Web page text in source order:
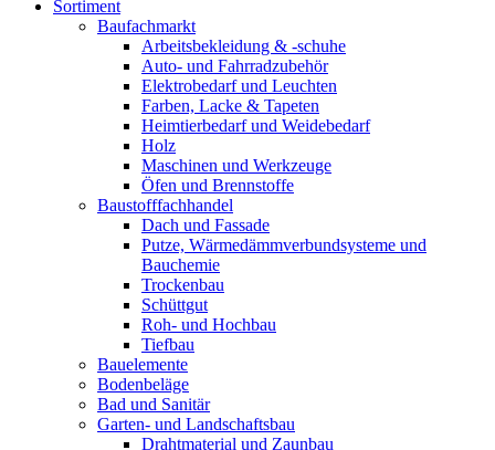
Sortiment
Baufachmarkt
Arbeitsbekleidung & -schuhe
Auto- und Fahrradzubehör
Elektrobedarf und Leuchten
Farben, Lacke & Tapeten
Heimtierbedarf und Weidebedarf
Holz
Maschinen und Werkzeuge
Öfen und Brennstoffe
Baustofffachhandel
Dach und Fassade
Putze, Wärmedämmverbundsysteme und
Bauchemie
Trockenbau
Schüttgut
Roh- und Hochbau
Tiefbau
Bauelemente
Bodenbeläge
Bad und Sanitär
Garten- und Landschaftsbau
Drahtmaterial und Zaunbau